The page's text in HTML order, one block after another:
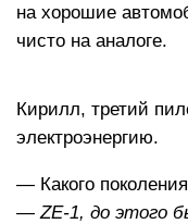
на хорошие
чисто на аналоге.
Кирилл, третий
электроэнергию.
— Какого
— ZE-1, до этого